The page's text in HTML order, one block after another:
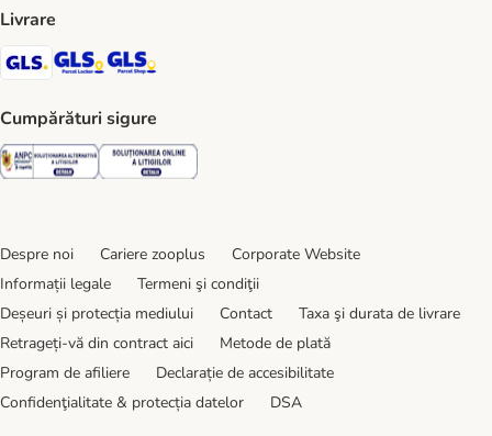
Livrare
GLS Shipping Method
GLS Locker Shipping Method
Cumpărături sigure
Security Security
Despre noi Cariere zooplus
Corporate Website
Informații legale
Termeni şi condiţii
Deșeuri și protecția mediului
Contact
Taxa şi durata de livrare
Retrageți-vă din contract aici
Metode de plată
Program de afiliere
Declarație de accesibilitate
Confidenţialitate & protecția datelor
DSA